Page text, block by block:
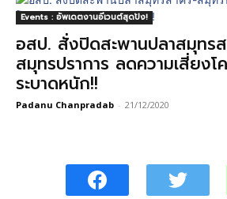
Events : อัพเดตงานอีเวนต์สุดปัง!
อสป. สั่งปิดสะพานปลาสมุทร
สมุทรปราการ ลดความเสี่ยง
ระบาดหนัก!!
Padanu Chanpradab - 21/12/2020